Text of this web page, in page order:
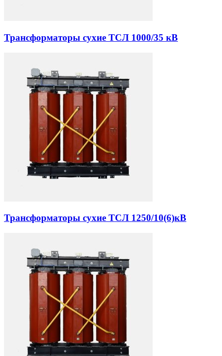
Трансформаторы сухие ТСЛ 1000/35 кВ
Трансформаторы сухие ТСЛ 1250/10(6)кВ